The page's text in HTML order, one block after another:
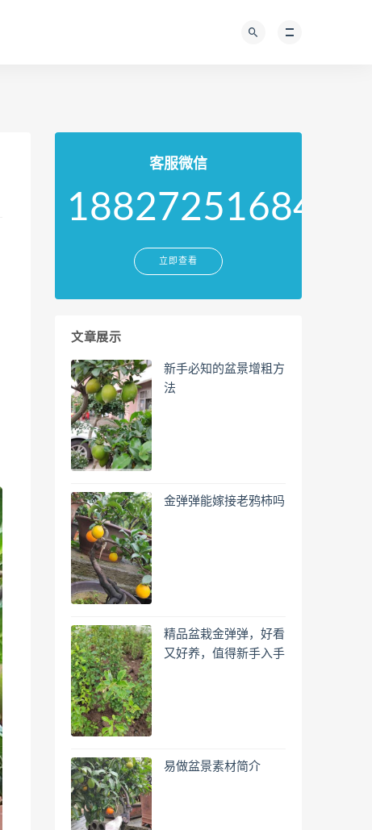
客服微信
18827251684
立即查看
文章展示
新手必知的盆景增粗方
法
金弹弹能嫁接老鸦柿吗
精品盆栽金弹弹，好看
又好养，值得新手入手
易做盆景素材简介